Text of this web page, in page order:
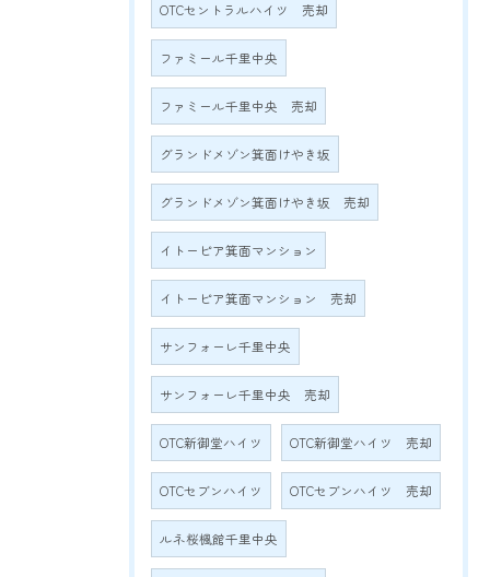
OTCセントラルハイツ 売却
ファミール千里中央
ファミール千里中央 売却
グランドメゾン箕面けやき坂
グランドメゾン箕面けやき坂 売却
イトーピア箕面マンション
イトーピア箕面マンション 売却
サンフォーレ千里中央
サンフォーレ千里中央 売却
OTC新御堂ハイツ OTC新御堂ハイツ 売却
OTCセブンハイツ OTCセブンハイツ 売却
ルネ桜楓館千里中央